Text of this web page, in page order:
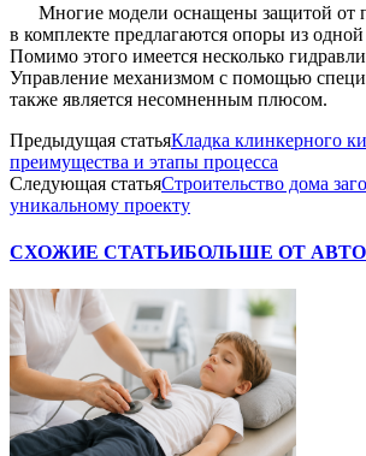
Многие модели оснащены защитой от
в комплекте предлагаются опоры из
Помимо этого имеется несколько
Управление механизмом с помощью
также является несомненным плюсом.
Предыдущая статьяКладка клинкерного
преимущества и этапы процесса
Следующая статьяСтроительство дома
уникальному проекту
СХОЖИЕ СТАТЬИБОЛЬШЕ ОТ